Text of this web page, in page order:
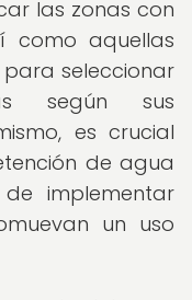
las zonas con
como aquellas
seleccionar
según sus
es crucial
de agua
implementar
un uso